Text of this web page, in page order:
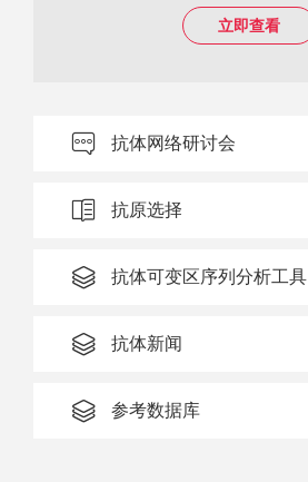
立即查看
抗体网络研讨会
抗原选择
抗体可变区序列分析工具
抗体新闻
参考数据库